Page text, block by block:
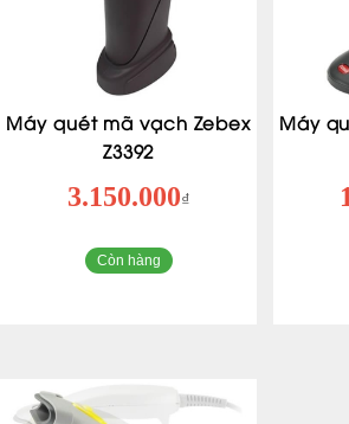
Máy quét mã vạch Zebex
Z3392
3.150.000₫
Còn hàng
Máy